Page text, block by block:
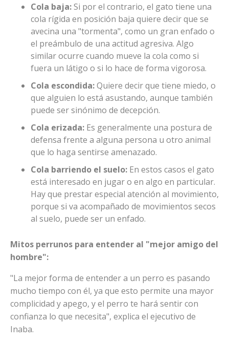
Cola baja:Si por el contrario, el gato tiene una
cola rígida en posición baja quiere decir que se
avecina una "tormenta", como un gran enfado o
el preámbulo de una actitud agresiva. Algo
similar ocurre cuando mueve la cola como si
fuera un látigo o si lo hace de forma vigorosa.
Cola escondida:Quiere decir que tiene miedo, o
que alguien lo está asustando, aunque también
puede ser sinónimo de decepción.
Cola erizada: Es generalmente una postura de
defensa frente a alguna persona u otro animal
que lo haga sentirse amenazado.
Cola barriendo el suelo: En estos casos el gato
está interesado en jugar o en algo en particular.
Hay que prestar especial atención al movimiento,
porque si va acompañado de movimientos secos
al suelo, puede ser un enfado.
Mitos perrunos para entender al "mejor amigo del
hombre":
"La mejor forma de entender a un perro es pasando
mucho tiempo con él, ya que esto permite una mayor
complicidad y apego, y el perro te hará sentir con
confianza lo que necesita", explica el ejecutivo de
Inaba.